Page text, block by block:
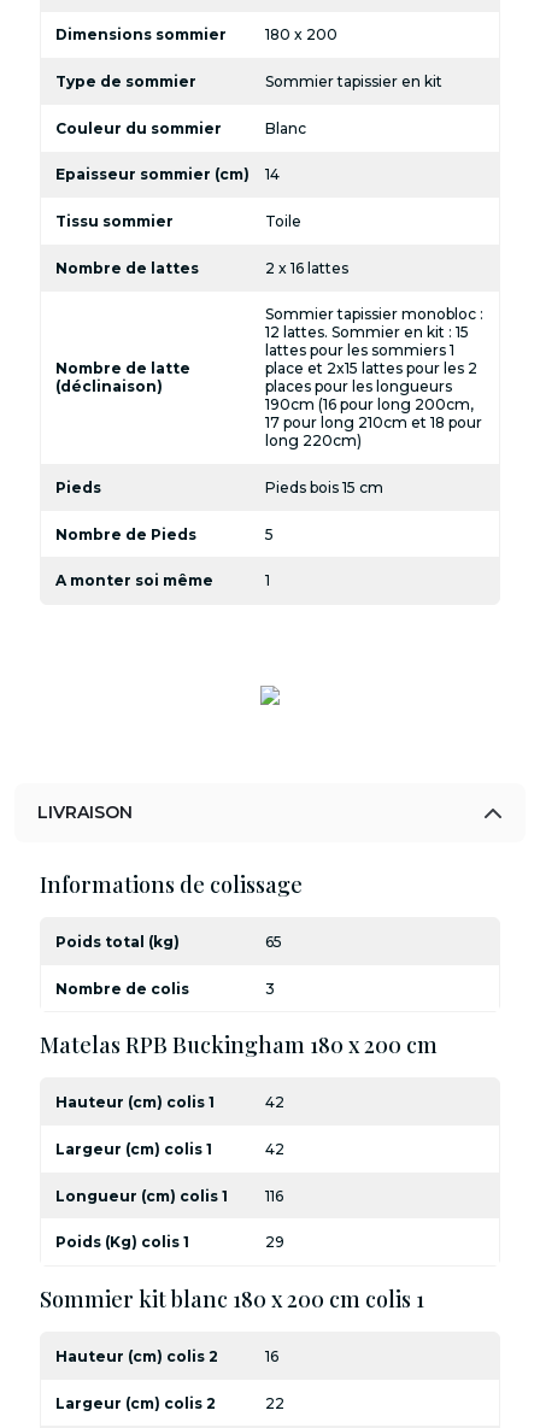
Dimensions sommier 180 x 200
Type de sommier Sommier tapissier en kit
Couleur du sommier Blanc
Epaisseur sommier (cm) 14
Tissu sommier Toile
Nombre de lattes 2 x 16 lattes
Nombre de latte
(déclinaison)
Sommier tapissier monobloc :
12 lattes. Sommier en kit : 15
lattes pour les sommiers 1
place et 2x15 lattes pour les 2
places pour les longueurs
190cm (16 pour long 200cm,
17 pour long 210cm et 18 pour
long 220cm)
Pieds Pieds bois 15 cm
Nombre de Pieds 5
A monter soi même 1
LIVRAISON
Informations de colissage
Poids total (kg) 65
Nombre de colis 3
Matelas RPB Buckingham 180 x 200 cm
Hauteur (cm) colis 1 42
Largeur (cm) colis 1 42
Longueur (cm) colis 1 116
Poids (Kg) colis 1 29
Sommier kit blanc 180 x 200 cm colis 1
Hauteur (cm) colis 2 16
Largeur (cm) colis 2 22